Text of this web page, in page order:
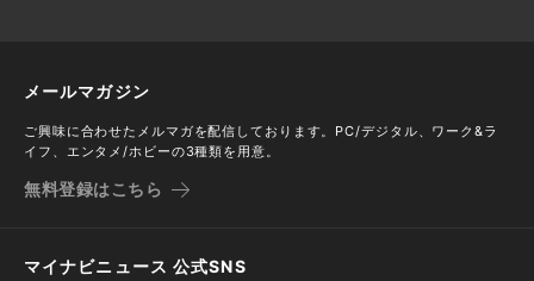
メールマガジン
ご興味に合わせたメルマガを配信しております。PC/デジタル、ワーク&ラ
イフ、エンタメ/ホビーの3種類を用意。
無料登録はこちら
マイナビニュース 公式SNS